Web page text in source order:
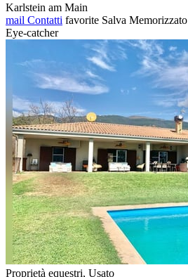
Karlstein am Main
mail Contatti favorite Salva Memorizzato
Eye-catcher
Proprietà equestri, Usato